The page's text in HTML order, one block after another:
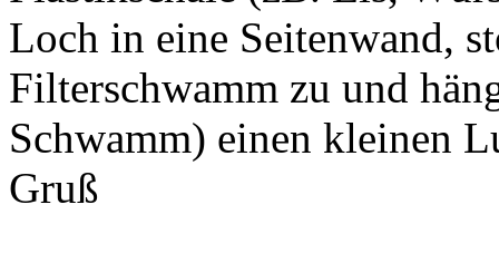
Loch in eine Seitenwand,
Filterschwamm zu und
Schwamm) einen kleinen
Gruß